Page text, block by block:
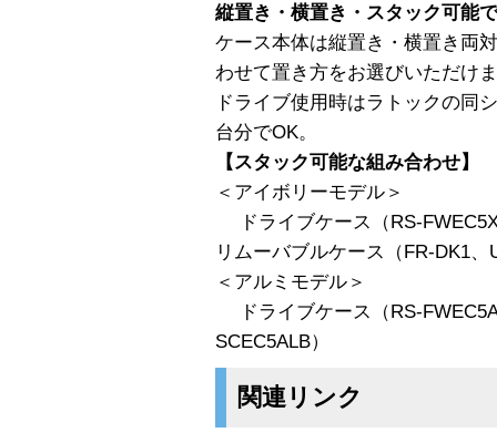
縦置き・横置き・スタック可能
ケース本体は縦置き・横置き両
わせて置き方をお選びいただけ
ドライブ使用時はラトックの同
台分でOK。
【スタック可能な組み合わせ】
＜アイボリーモデル＞
ドライブケース（RS-
リムーバブルケース（FR-DK1、
＜アルミモデル＞
ドライブケース（RS-
SCEC5ALB）
関連リンク